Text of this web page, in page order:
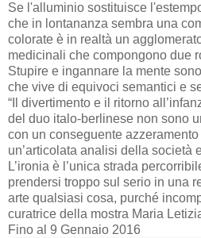
Se l'alluminio sostituisce
che in lontananza sembra una
colorate è in realtà un
medicinali che compongono due
Stupire e ingannare la mente
che vive di equivoci semantici e
“Il divertimento e il ritorno
del duo italo-berlinese non sono
con un conseguente
un’articolata analisi della società
L’ironia è l’unica strada
prendersi troppo sul serio in una
arte qualsiasi cosa, purché
curatrice della mostra Maria
Fino al 9 Gennaio 2016